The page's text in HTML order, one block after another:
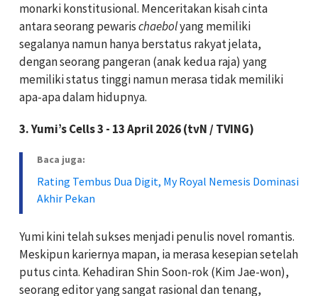
monarki konstitusional. Menceritakan kisah cinta
antara seorang pewarischaebolyang memiliki
segalanya namun hanya berstatus rakyat jelata,
dengan seorang pangeran (anak kedua raja) yang
memiliki status tinggi namun merasa tidak memiliki
apa-apa dalam hidupnya.
3. Yumi’s Cells 3 - 13 April 2026 (tvN / TVING)
Baca juga:
Rating Tembus Dua Digit, My Royal Nemesis Dominasi
Akhir Pekan
Yumi kini telah sukses menjadi penulis novel romantis.
Meskipun kariernya mapan, ia merasa kesepian setelah
putus cinta. Kehadiran Shin Soon-rok (Kim Jae-won),
seorang editor yang sangat rasional dan tenang,